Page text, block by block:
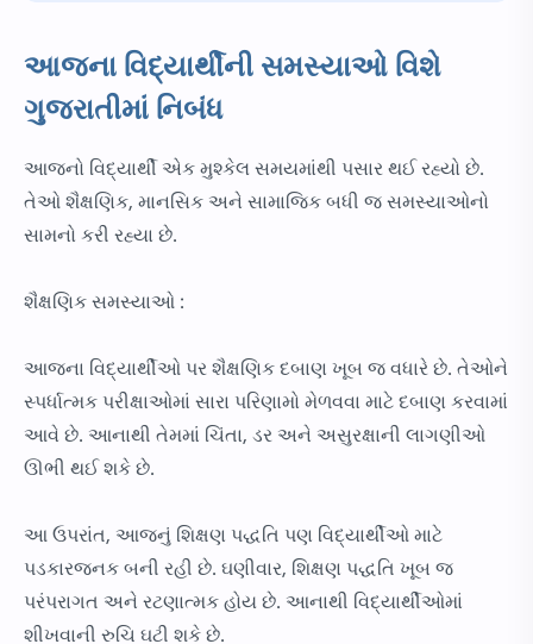
આજના વિદ્યાર્થીની સમસ્યાઓ વિશે
ગુજરાતીમાં નિબંધ
આજનો વિદ્યાર્થી એક મુશ્કેલ સમયમાંથી પસાર થઈ રહ્યો છે.
તેઓ શૈક્ષણિક, માનસિક અને સામાજિક બધી જ સમસ્યાઓનો
સામનો કરી રહ્યા છે.
શૈક્ષણિક સમસ્યાઓ :
આજના વિદ્યાર્થીઓ પર શૈક્ષણિક દબાણ ખૂબ જ વધારે છે. તેઓને
સ્પર્ધાત્મક પરીક્ષાઓમાં સારા પરિણામો મેળવવા માટે દબાણ કરવામાં
આવે છે. આનાથી તેમમાં ચિંતા, ડર અને અસુરક્ષાની લાગણીઓ
ઊભી થઈ શકે છે.
આ ઉપરાંત, આજનું શિક્ષણ પદ્ધતિ પણ વિદ્યાર્થીઓ માટે
પડકારજનક બની રહી છે. ઘણીવાર, શિક્ષણ પદ્ધતિ ખૂબ જ
પરંપરાગત અને રટણાત્મક હોય છે. આનાથી વિદ્યાર્થીઓમાં
શીખવાની રુચિ ઘટી શકે છે.